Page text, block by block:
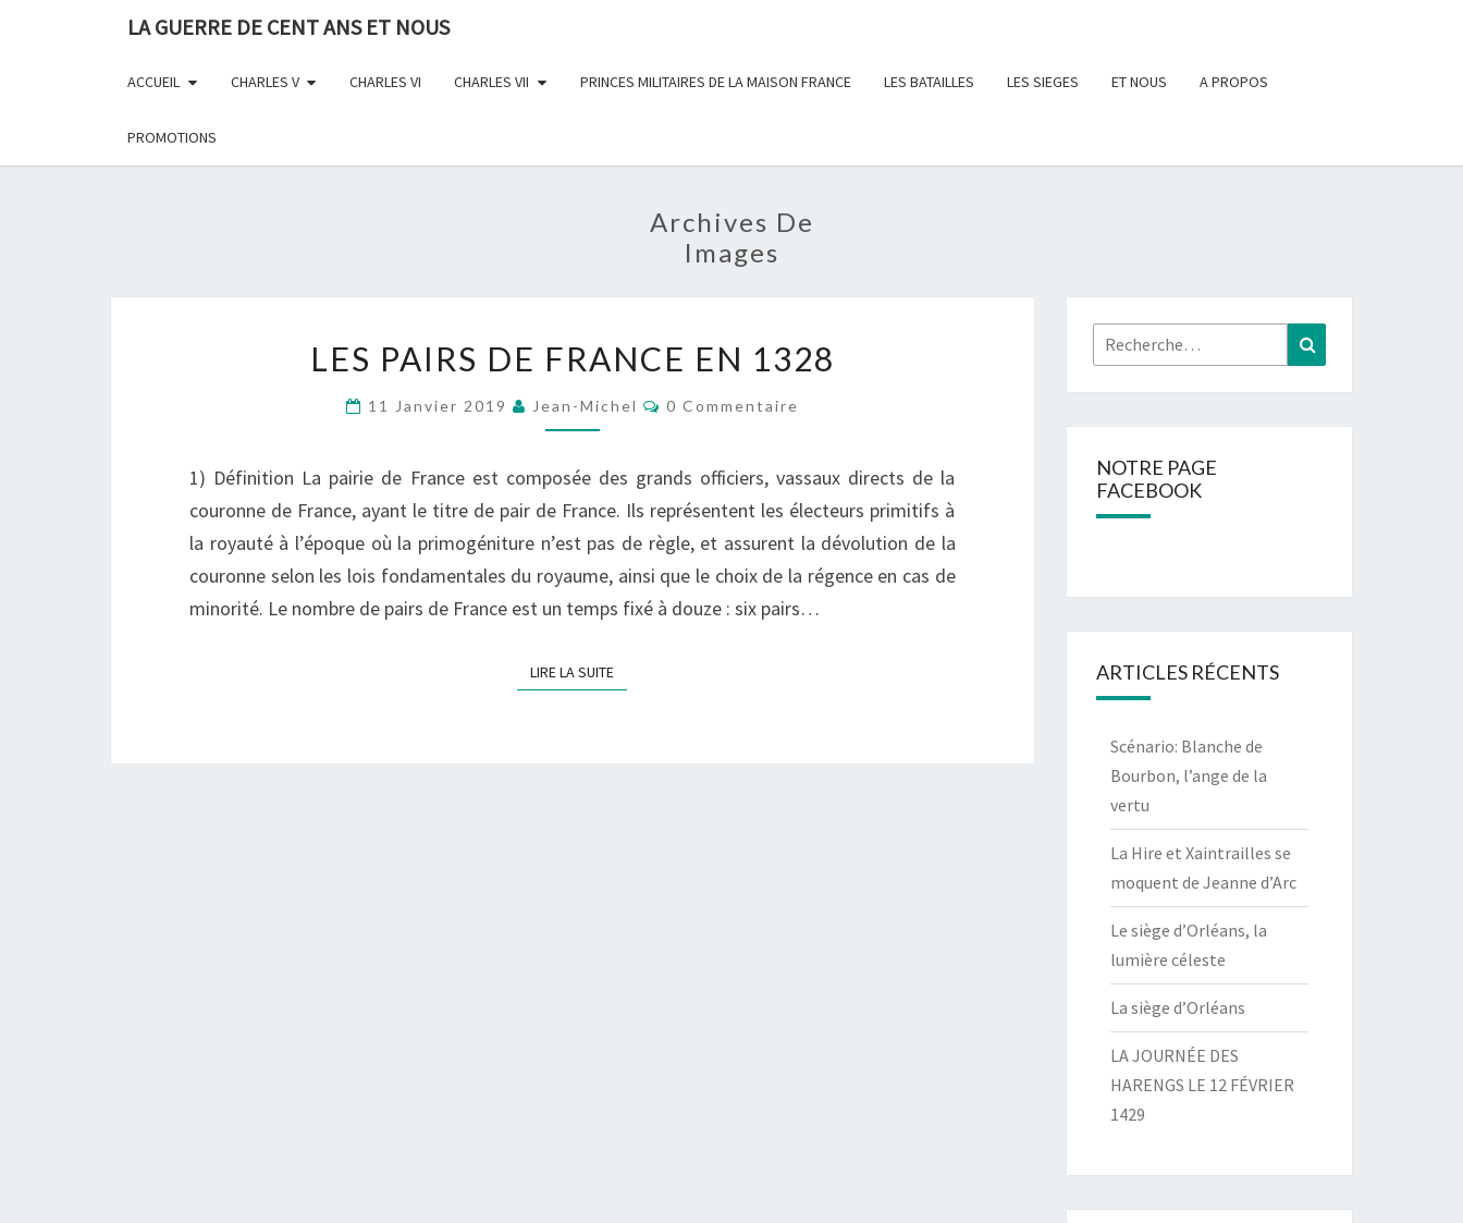
LA GUERRE DE CENT ANS ET NOUS
ACCUEIL CHARLES V CHARLES VI CHARLES VII PRINCES MILITAIRES DE LA MAISON FRANCE LES BATAILLES LES SIEGES ET NOUS A PROPOS
PROMOTIONS
Archives De
Images
PAIRS
DE
FRANCE
LES PAIRS DE FRANCE EN 1328
11 Janvier 2019 Jean-Michel Commentaires
0 Commentaire
1) Définition La pairie de France est composée des grands officiers, vassaux directs de la
couronne de France, ayant le titre de pair de France. Ils représentent les électeurs primitifs à
la royauté à l’époque où la primogéniture n’est pas de règle, et assurent la dévolution de la
couronne selon les lois fondamentales du royaume, ainsi que le choix de la régence en cas de
minorité. Le nombre de pairs de France est un temps fixé à douze : six pairs…
LIRE LA SUITELIRE LA SUITE
Rechercher :
NOTRE PAGE
FACEBOOK
ARTICLES RÉCENTS
Scénario: Blanche de
Bourbon, l’ange de la
vertu
La Hire et Xaintrailles se
moquent de Jeanne d’Arc
Le siège d’Orléans, la
lumière céleste
La siège d’Orléans
LA JOURNÉE DES
HARENGS LE 12 FÉVRIER
1429